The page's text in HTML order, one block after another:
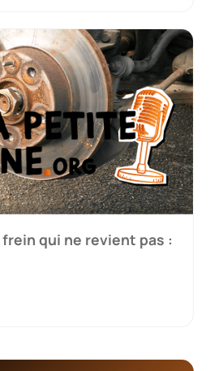
qui ne revient pas :